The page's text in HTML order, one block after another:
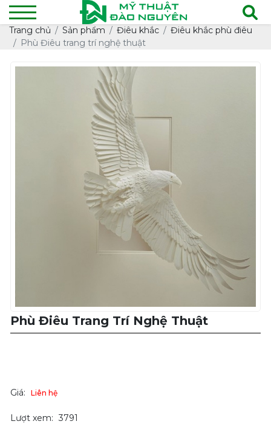
Trang chủ Sản phẩm Điêu khắc
Điêu khắc phù điêu
Phù Điêu trang trí nghệ thuật
Phù Điêu Trang Trí Nghệ Thuật
Giá: Liên hệ
Lượt xem: 3791